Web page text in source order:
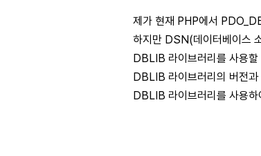
제가 현재 PHP에서
하지만 DSN(데이터베이스
DBLIB 라이브러리를 사용
DBLIB 라이브러리의 버전과
DBLIB 라이브러리를 사용